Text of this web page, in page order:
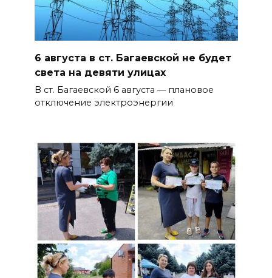
6 августа в ст. Багаевской не будет
света на девяти улицах
В ст. Багаевской 6 августа — плановое
отключение электроэнергии